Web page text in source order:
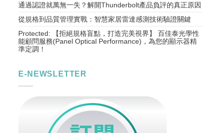
通過認證就萬無一失？解開Thunderbolt產品負評的真正原因
從規格到品質管理實戰：智慧家居雷達感測技術驗證關鍵
Protected: 【拒絕規格盲點，打造完美視界】 百佳泰光學性
能顧問服務(Panel Optical Performance)，為您的顯示器精
準定調！
E-NEWSLETTER